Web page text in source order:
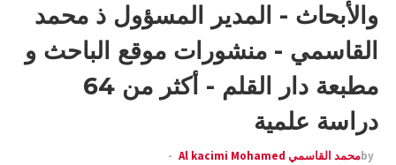
والأبحاث - المدير المسؤول ذ محمد
القاسمي - منشورات موقع الباحث و
مطبعة دار القلم - أكثر من 64
دراسة علمية
byمحمد القاسمي Al kacimi Mohamed